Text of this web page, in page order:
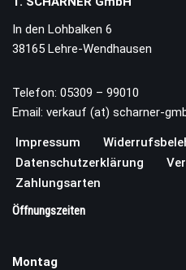
In den Lohbalken 6
38165 Lehre-Wendhausen
Telefon: 05309 – 99010
Email: verkauf (at) scharner-
Impressum
Datenschutzerklärung
Zahlungsarten
Öffnungszeiten
Montag